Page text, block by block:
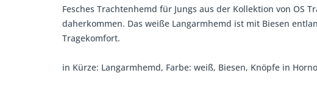
Fesches Trachtenhemd für Jungs aus der Kollektion von OS
daherkommen. Das weiße Langarmhemd ist mit Biesen
Tragekomfort.
in Kürze: Langarmhemd, Farbe: weiß, Biesen, Knöpfe in